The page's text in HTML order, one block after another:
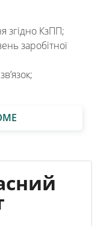
згідно КзПП;
заробітної